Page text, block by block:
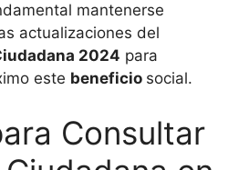
mantenerse
actualizaciones del
2024 para
este beneficio social.
Consultar